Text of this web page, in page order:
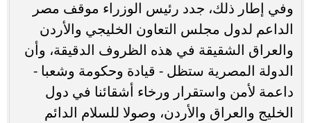
وفي إطار ذلك، جدد رئيس الوزراء موقف مصر
الداعم لدول مجلس التعاون الخليجي والأردن
والعراق الشقيقة في هذه الظروف الدقيقة، وأن
الدولة المصرية ستظل - قيادة وحكومة وشعبا -
داعمة لأمن واستقرار ورخاء أشقائنا في دول
الخليج والعراق والأردن، وصولا للسلام الدائم